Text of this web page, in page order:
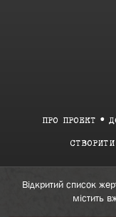
ПРО ПРОЕКТ
Відкритий список
містить